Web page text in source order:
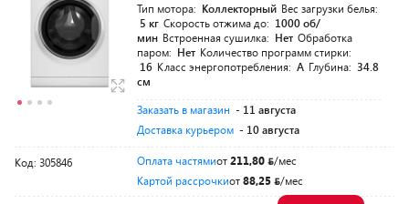
Тип мотора: Коллекторный Вес загрузки белья:
5 кг Скорость отжима до: 1000 об/
мин Встроенная сушилка: Нет Обработка
паром: Нет Количество программ стирки:
16 Класс энергопотребления: A Глубина: 34.8
см
Заказать в магазин - 11 августа
Доставка курьером - 10 августа
Код: 305846 Оплата частямиот211,80
/мес
Картой рассрочкиот88,25 /мес